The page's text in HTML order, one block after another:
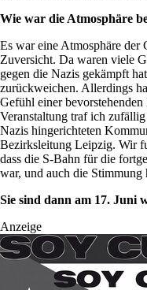
Wie war die Atmosphäre
Es war eine Atmosphäre der
Zuversicht. Da waren viele
gegen die Nazis gekämpft
zurückweichen. Allerdings
Gefühl einer
Veranstaltung traf ich
Nazis hingerichteten
Bezirksleitung Leipzig. Wir
dass die S-Bahn für die
war, und auch die Stimmung
Sie sind dann am 17. Juni
Anzeige